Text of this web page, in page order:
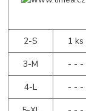
2-S
1 ks
3-M
- - -
4-L
- - -